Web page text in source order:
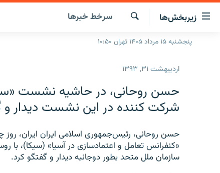
لینک‌های
قابلیت
دسترسی
زیربخش‌ها
صفحه اصلی
انتخاب کنید و بشنوید
برنامه‌های رادیویی
چندرسانه‌ای
گزارش‌های تصویری
جستجو
سرخط‌ خبرها
پنجشنبه ۱۵ مرداد ۱۴۰۵ تهران ۱۰:۵۰
اردیبهشت ۳۱, ۱۳۹۳
حسن روحانی، در حاشیه نشست
شرکت کننده در این نشست دیدار و
حسن روحانی، رئیس‌جمهوری اسلامی ایران ایران،
«کنفرانس تعامل و اعتمادسازی در آسیا» (سیکا)، با
سازمان ملل متحد بطور دوجانبه دیدار و گفتگو کرد.